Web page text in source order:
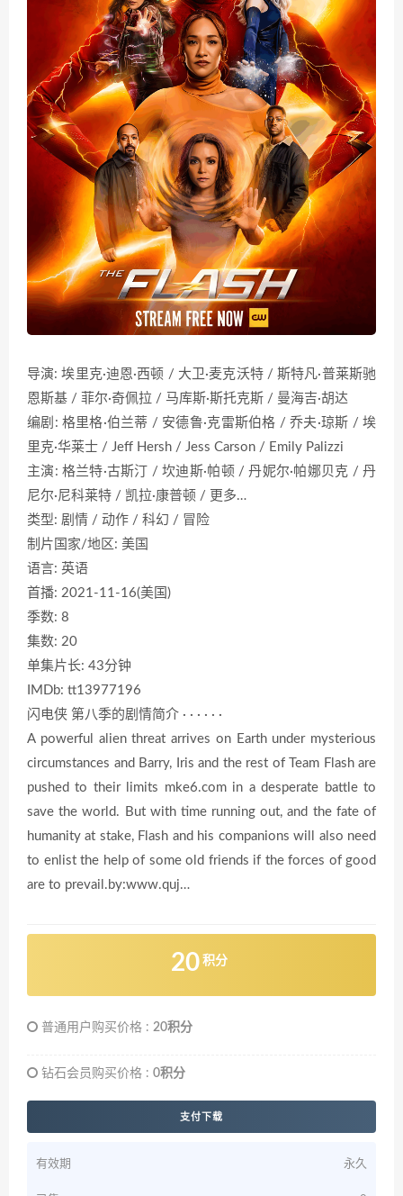
导演: 埃里克·迪恩·西顿 / 大卫·麦克沃特 / 斯特凡·普莱斯驰
恩斯基 / 菲尔·奇佩拉 / 马库斯·斯托克斯 / 曼海吉·胡达
编剧: 格里格·伯兰蒂 / 安德鲁·克雷斯伯格 / 乔夫·琼斯 / 埃
里克·华莱士 / Jeff Hersh / Jess Carson / Emily Palizzi
主演: 格兰特·古斯汀 / 坎迪斯·帕顿 / 丹妮尔·帕娜贝克 / 丹
尼尔·尼科莱特 / 凯拉·康普顿 / 更多…
类型: 剧情 / 动作 / 科幻 / 冒险
制片国家/地区: 美国
语言: 英语
首播: 2021-11-16(美国)
季数: 8
集数: 20
单集片长: 43分钟
IMDb: tt13977196
闪电侠 第八季的剧情简介 · · · · · ·
A powerful alien threat arrives on Earth under mysterious
circumstances and Barry, Iris and the rest of Team Flash are
pushed to their limits mke6.com in a desperate battle to
save the world. But with time running out, and the fate of
humanity at stake, Flash and his companions will also need
to enlist the help of some old friends if the forces of good
are to prevail.by:www.quj…
20 积分
普通用户购买价格 : 20积分
钻石会员购买价格 : 0积分
支付下载
有效期 永久